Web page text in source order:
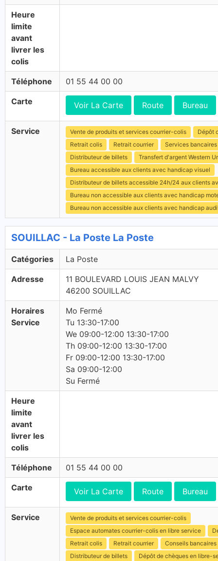
Heure
limite
avant
livrer les
colis
Téléphone 01 55 44 00 00
Carte Voir La Carte Route Bureau
Service Vente de produits et services courrier-colis
Dépôt
Retrait colis
Retrait courrier
Services bancaires
Distributeur de billets
Transfert d'argent Western
Bureau accessible aux clients avec handicap visuel
Distributeur de billets accessible 24h/24 aux clients
Bureau non accessible aux clients avec handicap
Bureau non accessible aux clients avec handicap
SOUILLAC - La Poste La Poste
Catégories La Poste
Adresse
11 BOULEVARD LOUIS JEAN MALVY
46200 SOUILLAC
Horaires
Service
Mo Fermé
Tu 13:30-17:00
We 09:00-12:00 13:30-17:00
Th 09:00-12:00 13:30-17:00
Fr 09:00-12:00 13:30-17:00
Sa 09:00-12:00
Su Fermé
Heure
limite
avant
livrer les
colis
Téléphone 01 55 44 00 00
Carte Voir La Carte Route Bureau
Service
Vente de produits et services courrier-colis
Espace automates courrier-colis en libre service
Retrait colis
Retrait courrier
Conseils bancaires
Distributeur de billets
Dépôt de chèques en libre-